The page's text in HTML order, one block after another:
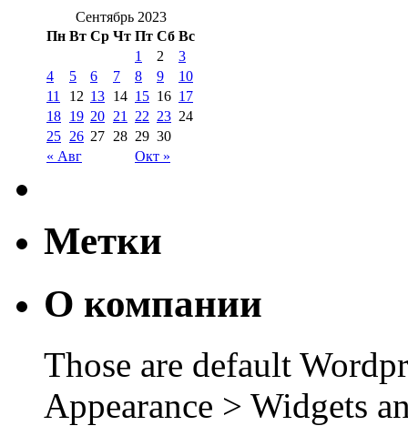
Сентябрь 2023
Пн Вт Ср Чт Пт Сб Вс
« Авг Окт »
1 2
3
4
5 6 7 8 9
10
11
12 13 14 15 16 17
18 19 20 21 22 23 24
25 26 27 28 29 30
Метки
О компании
Those are default
Appearance > Widgets